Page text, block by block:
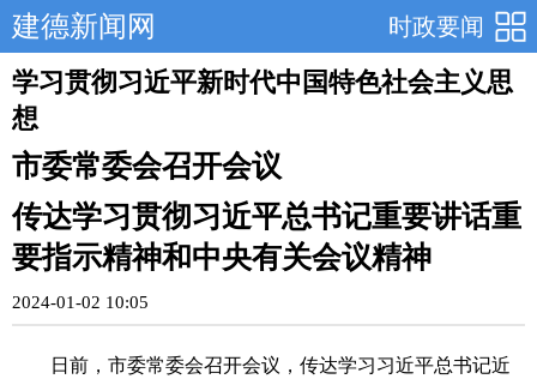
时政要闻
建德新闻网
学习贯彻习近平新时代中国特色社会主义思
想
市委常委会召开会议
传达学习贯彻习近平总书记重要讲话重
要指示精神和中央有关会议精神
2024-01-02 10:05
日前，市委常委会召开会议，传达学习习近平总书记近